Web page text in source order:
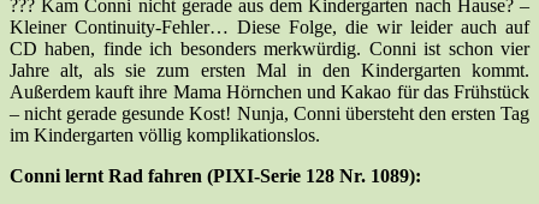
??? Kam Conni nicht gerade aus dem Kindergarten nach Hause? –
Kleiner Continuity-Fehler… Diese Folge, die wir leider auch auf
CD haben, finde ich besonders merkwürdig. Conni ist schon vier
Jahre alt, als sie zum ersten Mal in den Kindergarten kommt.
Außerdem kauft ihre Mama Hörnchen und Kakao für das Frühstück
– nicht gerade gesunde Kost! Nunja, Conni übersteht den ersten Tag
im Kindergarten völlig komplikationslos.
Conni lernt Rad fahren (PIXI-Serie 128 Nr. 1089):